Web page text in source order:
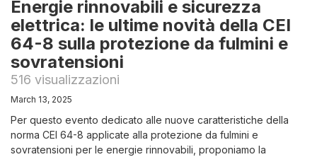
Energie rinnovabili e sicurezza
elettrica: le ultime novità della CEI
64-8 sulla protezione da fulmini e
sovratensioni
516 visualizzazioni
March 13, 2025
Per questo evento dedicato alle nuove caratteristiche della
norma CEI 64-8 applicate alla protezione da fulmini e
sovratensioni per le energie rinnovabili, proponiamo la